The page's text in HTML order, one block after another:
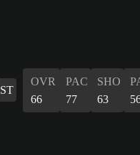
ST
OVR
66
PAC
77
SHO
63